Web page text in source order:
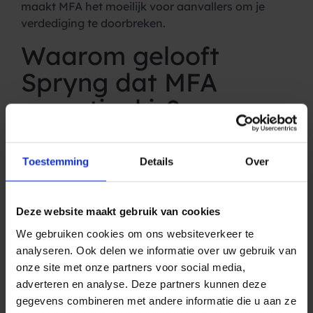
Toestemming Details Over
Deze website maakt gebruik van cookies
We gebruiken cookies om ons websiteverkeer te
analyseren. Ook delen we informatie over uw gebruik van
onze site met onze partners voor social media,
adverteren en analyse. Deze partners kunnen deze
gegevens combineren met andere informatie die u aan ze
maakt MFA het moeilijk voor aanvallers om je
verdediging te doorbreken.
Waarom gelooft
Spryng dat MFA
essentieel is?
Bij Spryng staat het beschermen van de gegevens
SMS-servicebedrijf met strenge beveiliging
mogelijke bescherming te garanderen voor de
gevoelige informatie van onze klanten. We
begrijpen het belang van vertrouwen in onze
branche. Daarom sluit Multi-Factor Authenticatie
(MFA) naadloos aan bij onze toewijding aan
veiligheid.